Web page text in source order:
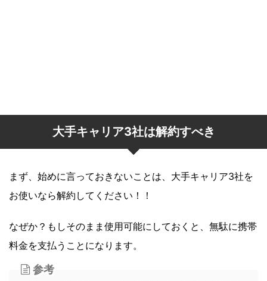
大手キャリア3社は解約すべき
まず、始めに言っておきないことは、大手キャリア3社を
お使いなら解約してください！！
なぜか？もしそのまま使用可能にしておくと、無駄に携帯
料金を支払うことになります。
参考